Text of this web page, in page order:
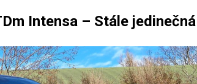
Intensa – Stále jedinečná